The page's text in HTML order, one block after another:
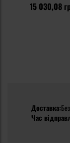
15 030,08
Доставка:
Час